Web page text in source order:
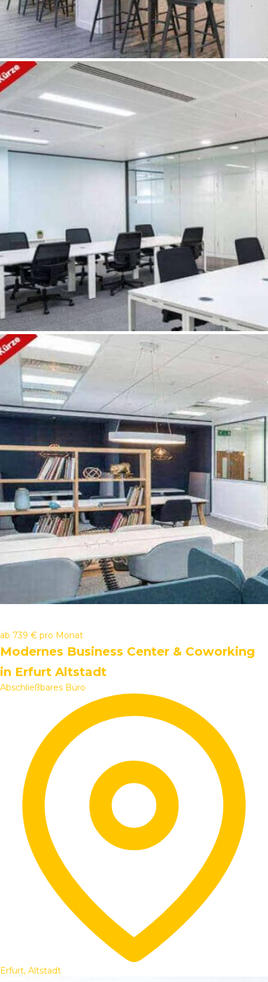
ab 739 € pro Monat
Modernes Business Center & Coworking
in Erfurt Altstadt
Abschließbares Büro
Erfurt, Altstadt